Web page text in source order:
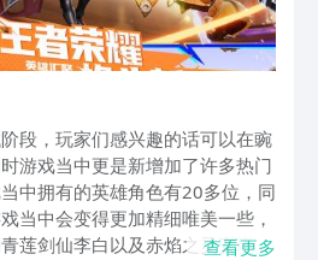
段，玩家们感兴趣的话可以在豌
游戏当中更是新增加了许多热门
中拥有的英雄角色有20多位，同
当中会变得更加精细唯美一些，
莲剑仙李白以及赤焰之灵安琪
查看更多